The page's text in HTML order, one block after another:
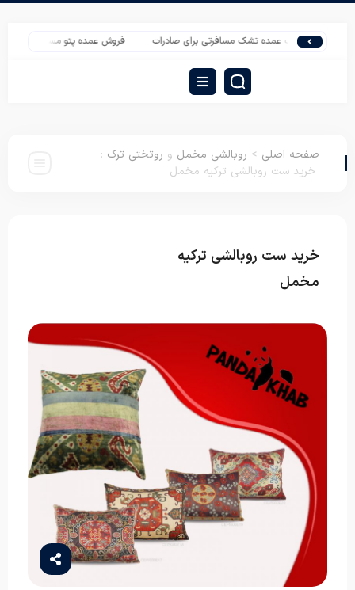
قیمت عمده تشک مسافرتی برای صادرات فروش عمده پتو مسافرتی | پتو یک نفره
صفحه اصلی > روبالشی مخمل و روتختی ترک :
خرید ست روبالشی ترکیه مخمل
خرید ست روبالشی ترکیه
مخمل